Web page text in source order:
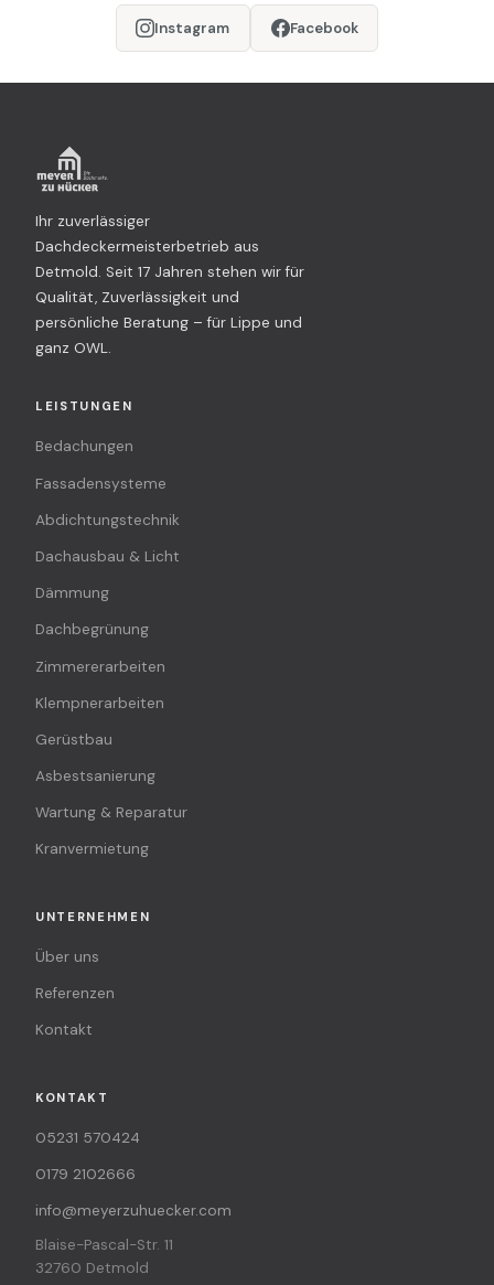
Instagram Facebook
Ihr zuverlässiger
Dachdeckermeisterbetrieb aus
Detmold. Seit 17 Jahren stehen wir für
Qualität, Zuverlässigkeit und
persönliche Beratung – für Lippe und
ganz OWL.
LEISTUNGEN
Bedachungen
Fassadensysteme
Abdichtungstechnik
Dachausbau & Licht
Dämmung
Dachbegrünung
Zimmererarbeiten
Klempnerarbeiten
Gerüstbau
Asbestsanierung
Wartung & Reparatur
Kranvermietung
UNTERNEHMEN
Über uns
Referenzen
Kontakt
KONTAKT
05231 570424
0179 2102666
info@meyerzuhuecker.com
Blaise-Pascal-Str. 11
32760 Detmold